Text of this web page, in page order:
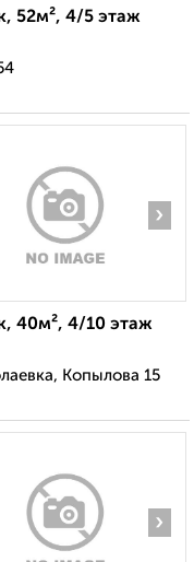
52м², 4/5 этаж
›
40м², 4/10 этаж
Копылова 15
›